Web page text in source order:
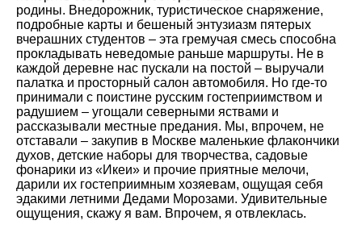
родины. Внедорожник, туристическое снаряжение,
подробные карты и бешеный энтузиазм пятерых
вчерашних студентов – эта гремучая смесь способна
прокладывать неведомые раньше маршруты. Не в
каждой деревне нас пускали на постой – выручали
палатка и просторный салон автомобиля. Но где-то
принимали с поистине русским гостеприимством и
радушием – угощали северными яствами и
рассказывали местные предания. Мы, впрочем, не
отставали – закупив в Москве маленькие флакончики
духов, детские наборы для творчества, садовые
фонарики из «Икеи» и прочие приятные мелочи,
дарили их гостеприимным хозяевам, ощущая себя
эдакими летними Дедами Морозами. Удивительные
ощущения, скажу я вам. Впрочем, я отвлеклась.